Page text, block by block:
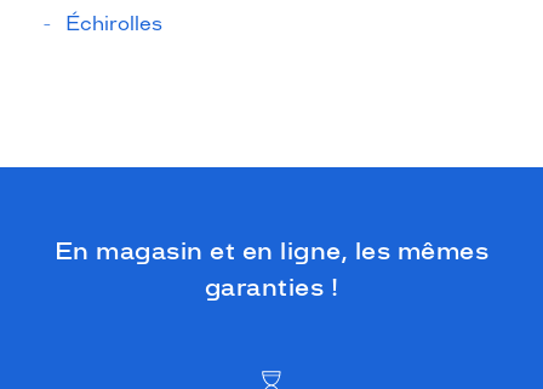
Échirolles
En magasin et en ligne, les mêmes
garanties !